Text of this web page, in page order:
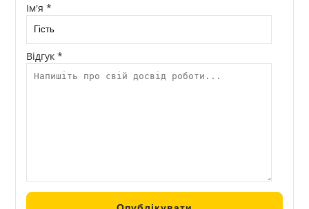
Ім'я *
Відгук *